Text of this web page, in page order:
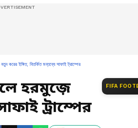
ইঙ্গিত, বিতর্কিত মন্তব্যে সাফাই ট্রাম্পের
হরমুজ়ে
ট্রাম্পের
FIFA